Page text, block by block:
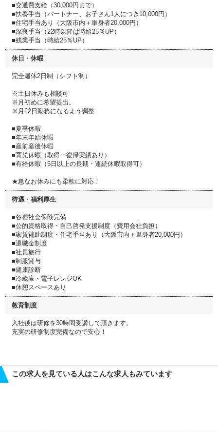
■交通費支給（30,000円まで）
■扶養手当（パートナー、お子さん1人につき10,000円）
■住宅手当あり（大阪市内＋単身者20,000円）
■深夜手当（22時以降は時給25％UP）
■残業手当（時給25％UP）
休日・休暇
完全週休2日制（シフト制）
※土日休みも相談可
※月初めに希望提出。
※月22日勤務になるよう調整
■夏季休暇
■年末年始休暇
■産前産後休暇
■育児休暇（取得・復帰実績あり）
■有給休暇（5日以上の長期・連続休暇取得可）
★急なお休みにも柔軟に対応！
待遇・福利厚生
■各種社会保険完備
■公的資格取得・自己啓発支援制度（費用会社負担）
■家賃補助制度・住宅手当あり（大阪市内＋単身者20,000円）
■退職金制度
■社員旅行
■制服貸与
■健康診断
■冷蔵庫・電子レンジOK
■休憩スペースあり
教育制度
入社後は研修を30時間受講して頂きます。
充実の研修制度完備なので安心！
この求人を見ている人はこんな求人もみています